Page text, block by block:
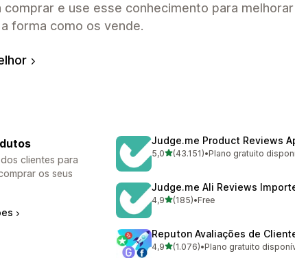
comprar e use esse conhecimento para
forma como os vende.
clientes para
os seus
Judge.me Product Reviews
5,0de 5 estrelas
(43.151)
43151 total de avaliações
•Plano gratuito
Judge.me Ali Reviews
4,9de 5 estrelas
(185)
185 total de avaliações
•Free
Reputon Avaliações de
4,9de 5 estrelas
(1.076)
1076 total de avaliações
•Plano gratuito